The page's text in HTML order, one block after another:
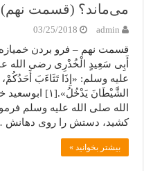
می‌ماند؟ (قسمت نهم)
admin
03/25/2018
قسمت نهم – فرو بردن
أَبِی سَعِیدٍ الْخُدْرِی رضی الله
علیه وسلم: «إِذَا تَثَاءَبَ
الشَّیْطَانَ
الله صلی الله علیه وسلم
کشید، دستش را روی دهانش
بیشتر بخوانید »